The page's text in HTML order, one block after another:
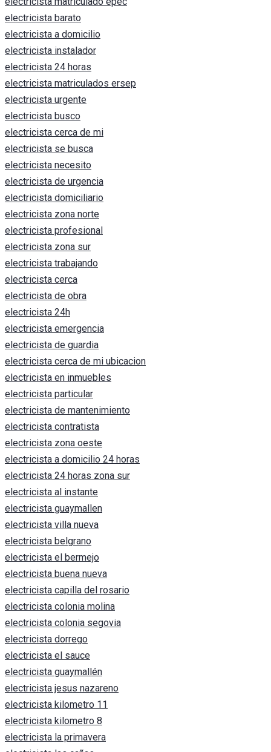
electricista barato
electricista a domicilio
electricista instalador
electricista 24 horas
electricista matriculados ersep
electricista urgente
electricista busco
electricista cerca de mi
electricista se busca
electricista necesito
electricista de urgencia
electricista domiciliario
electricista zona norte
electricista profesional
electricista zona sur
electricista trabajando
electricista cerca
electricista de obra
electricista 24h
electricista emergencia
electricista de guardia
electricista cerca de mi ubicacion
electricista en inmuebles
electricista particular
electricista de mantenimiento
electricista contratista
electricista zona oeste
electricista a domicilio 24 horas
electricista 24 horas zona sur
electricista al instante
electricista guaymallen
electricista villa nueva
electricista belgrano
electricista el bermejo
electricista buena nueva
electricista capilla del rosario
electricista colonia molina
electricista colonia segovia
electricista dorrego
electricista el sauce
electricista guaymallén
electricista jesus nazareno
electricista kilometro 11
electricista kilometro 8
electricista la primavera